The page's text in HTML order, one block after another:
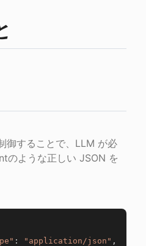
御することで、LLM が必
のような正しい JSON を
: "application/json" ,